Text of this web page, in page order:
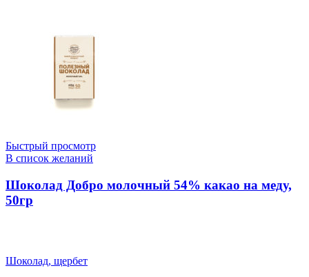
Быстрый просмотр
В список желаний
Шоколад Добро молочный 54% какао на меду,
50гр
Шоколад, щербет